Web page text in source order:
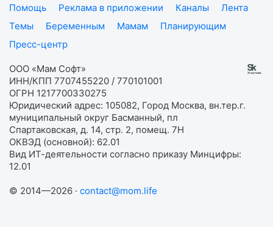
Помощь
Реклама в приложении Каналы
Лента
Темы
Беременным Мамам
Планирующим
Пресс-центр
ООО «Мам Софт»
ИНН/КПП 7707455220 / 770101001
ОГРН 1217700330275
Юридический адрес: 105082, Город Москва, вн.тер.г.
муниципальный округ Басманный, пл
Спартаковская, д. 14, стр. 2, помещ. 7Н
ОКВЭД (основной): 62.01
Вид ИТ-деятельности согласно приказу Минцифры:
12.01
© 2014—2026 · contact@mom.life